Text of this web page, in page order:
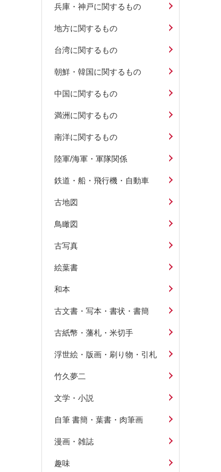
兵庫・神戸に関するもの
地方に関するもの
台湾に関するもの
朝鮮・韓国に関するもの
中国に関するもの
満洲に関するもの
南洋に関するもの
陸軍/海軍・軍隊関係
鉄道・船・飛行機・自動車
古地図
鳥瞰図
古写真
絵葉書
和本
古文書・写本・書状・書簡
古紙幣・藩札・米切手
浮世絵・版画・刷り物・引札
竹久夢二
文学・小説
自筆 書簡・葉書・肉筆画
漫画・雑誌
趣味